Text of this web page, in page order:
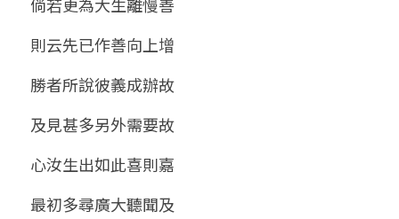
倘若更為大生離慢善
則云先已作善向上增
勝者所說彼義成辦故
及見甚多另外需要故
心汝生出如此喜則嘉
最初多尋廣大聽聞及